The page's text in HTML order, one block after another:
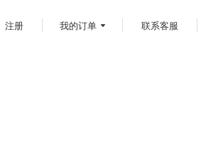
注册 我的订单 联系客服